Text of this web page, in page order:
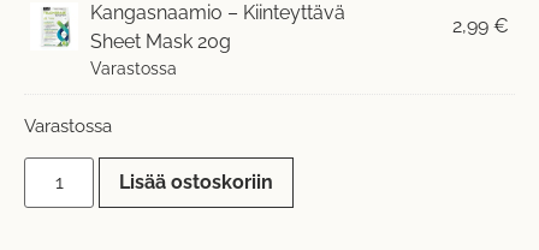
Kangasnaamio – Kiinteyttävä
Sheet Mask 20g
Varastossa
2,99 €
Varastossa
Lisää ostoskoriin